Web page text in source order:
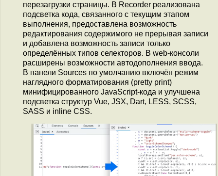
перезагрузки страницы. В Recorder реализована
подсветка кода, связанного с текущим этапом
выполнения, предоставлена возможность
редактирования содержимого не прерывая записи
и добавлена возможность записи только
определённых типов селекторов. В web-консоли
расширены возможности автодополнения ввода.
В панели Sources по умолчанию включён режим
наглядного форматирования (pretty print)
минифицированного JavaScript-кода и улучшена
подсветка структур Vue, JSX, Dart, LESS, SCSS,
SASS и inline CSS.